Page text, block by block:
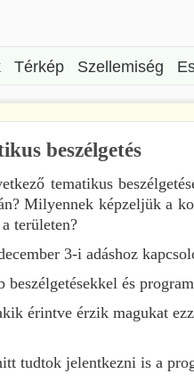
Térkép Szellemiség
beszélgetés
tematikus
Milyennek képzeljük a
területen?
3-i adáshoz
és
érintve érzik magukat
tudtok jelentkezni is a